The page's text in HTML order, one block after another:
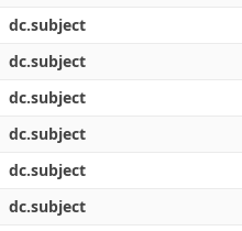
dc.subject
dc.subject
dc.subject
dc.subject
dc.subject
dc.subject